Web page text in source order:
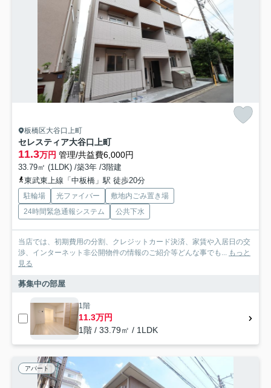
板橋区大谷口上町
セレスティア大谷口上町
11.3万円 管理/共益費6,000円
33.79㎡ (1LDK) /築3年 /3階建
東武東上線「中板橋」駅 徒歩20分
駐輪場 光ファイバー
敷地内ごみ置き場
24時間緊急通報システム
公共下水
当店では、初期費用の分割、クレジットカード決済、家賃や入居日の交
渉、インターネット非公開物件の情報のご紹介等どんな事でも... もっと
見る
募集中の部屋
1階
11.3万円
1階 / 33.79㎡ / 1LDK
アパート